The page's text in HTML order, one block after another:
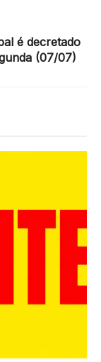
é decretado
(07/07)